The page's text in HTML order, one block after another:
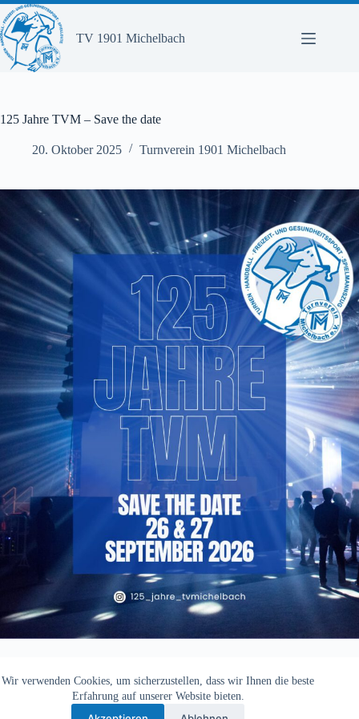
Zum
Inhalt
springen
Wir verwenden Cookies, um sicherzustellen, dass wir Ihnen die beste
Erfahrung auf unserer Website bieten.
TV 1901 Michelbach
125 Jahre TVM – Save the date
20. Oktober 2025 Turnverein 1901 Michelbach
Copyright © 2026 - TV Michelbach 1901 e.V.